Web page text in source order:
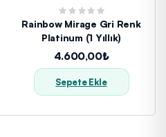
Rainbow Mirage Gri Renk
Platinum (1 Yıllık)
4.600,00₺
Sepete Ekle